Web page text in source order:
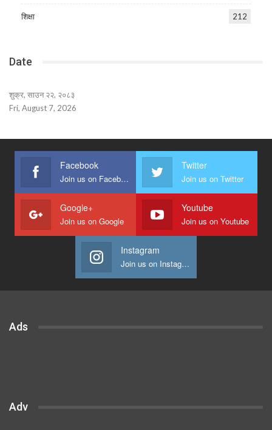
शिक्षा 212
Date
शुक्र, साउन २२, २०८३
Fri, August 7, 2026
Facebook
Join us on Facebook
Twitter
Join us on Twitter
Google+
Join us on Google
Youtube
Join us on Youtube
Instagram
Join us on Instagram
Ads
Adv